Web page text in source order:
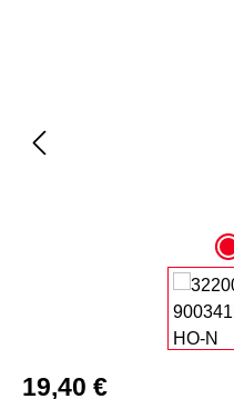
19,40 €